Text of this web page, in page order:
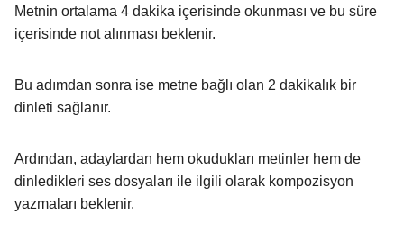
Metnin ortalama 4 dakika içerisinde okunması ve bu süre
içerisinde not alınması beklenir.
Bu adımdan sonra ise metne bağlı olan 2 dakikalık bir
dinleti sağlanır.
Ardından, adaylardan hem okudukları metinler hem de
dinledikleri ses dosyaları ile ilgili olarak kompozisyon
yazmaları beklenir.